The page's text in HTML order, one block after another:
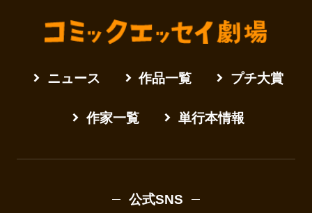
ニュース 作品一覧 プチ大賞
作家一覧 単行本情報
公式SNS